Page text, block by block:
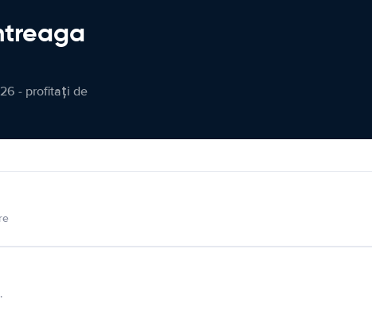
- profitați de